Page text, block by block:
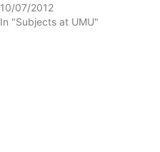
10/07/2012
In "Subjects at UMU"